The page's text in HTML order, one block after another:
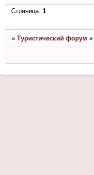
Страница: 1
» Туристический форум »